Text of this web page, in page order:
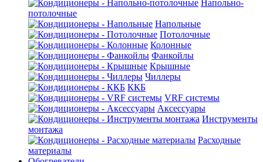
Напольно-
потолочные
Напольные
Потолочные
Колонные
Фанкойлы
Крышные
Чиллеры
ККБ
VRF системы
Аксессуары
Инструменты
монтажа
Расходные
материалы